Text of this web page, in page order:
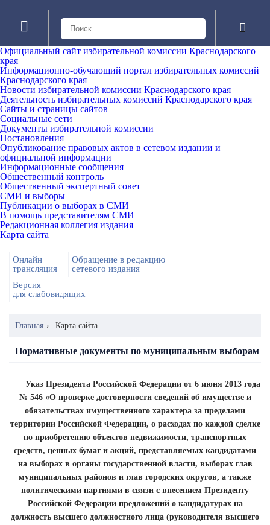
Официальный сайт избирательной комиссии Краснодарского
края
Информационно-обучающий портал избирательных комиссий
Краснодарского края
Новости избирательной комиссии Краснодарского края
Деятельность избирательных комиссий Краснодарского края
Сайты и страницы сайтов
Социальные сети
Документы избирательной комиссии
Постановления
Опубликование правовых актов в сетевом издании и
официальной информации
Информационные сообщения
Общественный контроль
Общественный экспертный совет
СМИ и выборы
Публикации о выборах в СМИ
В помощь представителям СМИ
Редакционная коллегия издания
Карта сайта
Онлайн
трансляция
Обращение в редакцию
сетевого издания
Версия
для слабовидящих
Главная › Карта сайта
Нормативные документы по муниципальным выборам
Указ Президента Российской Федерации от 6 июня 2013 года
№ 546 «О проверке достоверности сведений об имуществе и
обязательствах имущественного характера за пределами
территории Российской Федерации, о расходах по каждой сделке
по приобретению объектов недвижимости, транспортных
средств, ценных бумаг и акций, представляемых кандидатами
на выборах в органы государственной власти, выборах глав
муниципальных районов и глав городских округов, а также
политическими партиями в связи с внесением Президенту
Российской Федерации предложений о кандидатурах на
должность высшего должностного лица (руководителя высшего